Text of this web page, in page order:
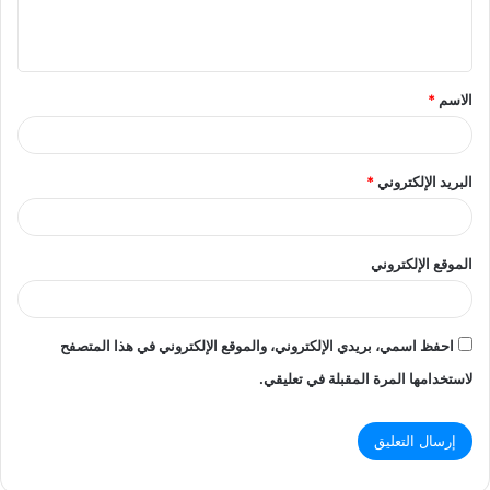
ق
*
الاسم *
البريد الإلكتروني*
الموقع الإلكتروني
احفظ اسمي، بريدي الإلكتروني، والموقع الإلكتروني في هذا المتصفح
لاستخدامها المرة المقبلة في تعليقي.